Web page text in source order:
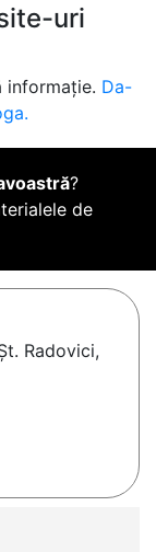
uri
informație. Da-
?
de
Radovici,